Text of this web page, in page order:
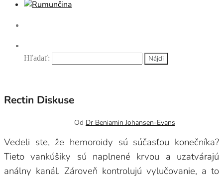
Hľadať:
Rectin Diskuse
Od Dr Beniamin Johansen-Evans
Vedeli ste, že hemoroidy sú súčasťou konečníka?
Tieto vankúšiky sú naplnené krvou a uzatvárajú
análny kanál. Zároveň kontrolujú vylučovanie, a to